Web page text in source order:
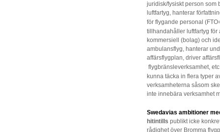
juridisk/fysiskt person som
luftfartyg, hanterar
för flygande personal (
tillhandahåller luftfartyg för
kommersiell (bolag) och
ambulansflyg, hanterar
affärsflygplan, driver
flygbränsleverksamhet,
kunna täcka in flera typer
verksamheterna såsom
inte innebära verksamhet
Swedavias ambitioner
hitintills publikt icke
rådighet över Bromma